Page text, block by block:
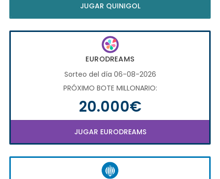
JUGAR QUINIGOL
EURODREAMS
Sorteo del día 06-08-2026
PRÓXIMO BOTE MILLONARIO:
20.000€
JUGAR EURODREAMS